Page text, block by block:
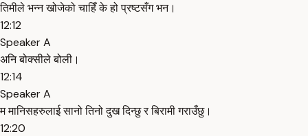
तिमीले भन्न खोजेको चाहिँ के हो प्रष्टसँग भन।
12:12
Speaker A
अनि बोक्सीले बोली।
12:14
Speaker A
म मानिसहरुलाई सानो तिनो दुख दिन्छु र बिरामी गराउँछु।
12:20